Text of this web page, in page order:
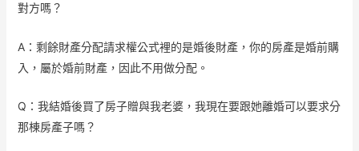
對方嗎？
A：剩餘財產分配請求權公式裡的是婚後財產，你的房產是婚前購
入，屬於婚前財產，因此不用做分配。
Q：我結婚後買了房子贈與我老婆，我現在要跟她離婚可以要求分
那棟房產子嗎？